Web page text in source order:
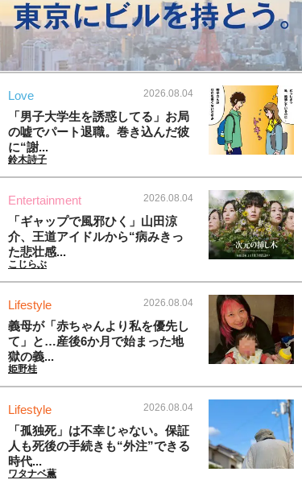
Love 2026.08.04
「男子大学生を誘惑してる」お局
の嘘でパート退職。巻き込んだ彼
に“謝...
鈴木詩子
Entertainment 2026.08.04
「ギャップで風邪ひく」山田涼
介、王道アイドルから“病みきっ
た悲壮感...
こじらぶ
Lifestyle 2026.08.04
義母が「赤ちゃんより私を優先し
て」と…産後6か月で始まった地
獄の義...
姫野桂
Lifestyle 2026.08.04
「孤独死」は不幸じゃない。保証
人も死後の手続きも“外注”できる
時代...
ワタナベ薫